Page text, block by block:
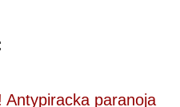
Antypiracka paranoja